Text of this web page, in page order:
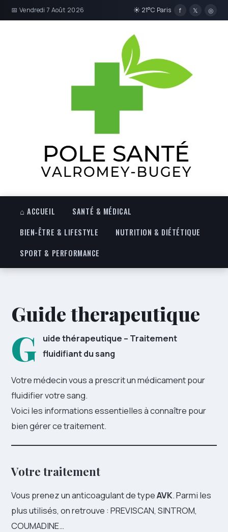
📅 Vendredi 7 Août 2026 ☀ 21°C Paris f 𝕏 ◎
⌂ ACCUEIL
SANTÉ & MÉDICAL
BIEN-ÊTRE & LIFESTYLE
NUTRITION & DIÉTÉTIQUE
SPORT & PERFORMANCE
Guide therapeutique
G
uide thérapeutique – Traitement
fluidifiant du sang
Votre médecin vous a prescrit un médicament pour
fluidifier votre sang.
Voici les informations essentielles à connaître pour
bien gérer ce traitement.
Votre traitement
Vous prenez un anticoagulant de typeAVK. Parmi les
plus utilisés, on retrouve : PREVISCAN, SINTROM,
COUMADINE…